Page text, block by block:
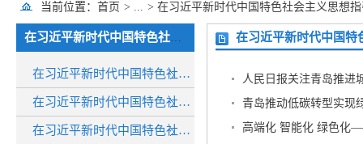
当前位置： 首页 > ... > 在习近平新时代中国特色社会主义思想
在习近平新时代中国特色社会主义思想指引下 大省挑大梁
在习近平新时代中国特色社会主义思想指引下 大省挑大梁·绿色先行
在习近平新时代中国特色社会主义思想指引下 大省挑大梁·稳进新好
在习近平新时代中国特色社会主义思想指引下 大省挑大梁·向海图强
在习近平新时代中国特
人民日报关注青岛推进
青岛推动低碳转型实现
高端化 智能化 绿色化